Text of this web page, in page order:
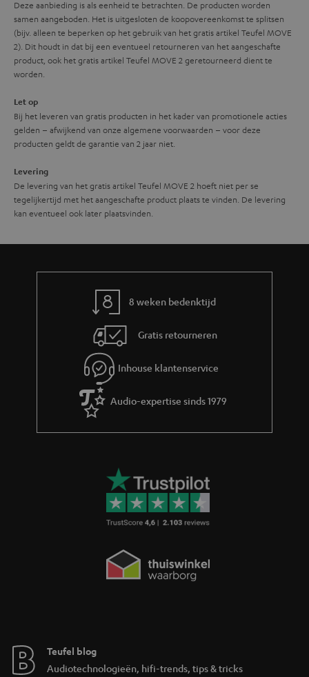
Deze aanbieding is als eenheid te betrachten. De producten worden
samen aangeboden. Het is uitgesloten de koopovereenkomst te splitsen
(bijv. alleen te beperken op het gebruik van het gratis artikel Teufel MOVE
2). Dit houdt in dat bij een eventueel retourneren van het aangeschafte
product, ook het gratis artikel Teufel MOVE 2 geretourneerd dient te
worden.
Let op
Bij het leveren van gratis producten in het kader van promotionele acties
gelden – afwijkend van onze algemene voorwaarden – voor deze
producten geldt de garantie van 2 jaar niet.
Levering
De levering van het gratis artikel Teufel MOVE 2 hoeft niet per se
tegelijkertijd met het aangeschafte product plaats te vinden. De levering
kan eventueel ook later plaatsvinden.
8 weken bedenktijd
Gratis retourneren
Inhouse klantenservice
Audio-expertise sinds 1979
Teufel blog
Audiotechnologieën, hifi-trends, tips & tricks